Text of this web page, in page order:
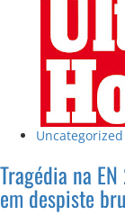
Uncategorized
Tragédia na
em despiste